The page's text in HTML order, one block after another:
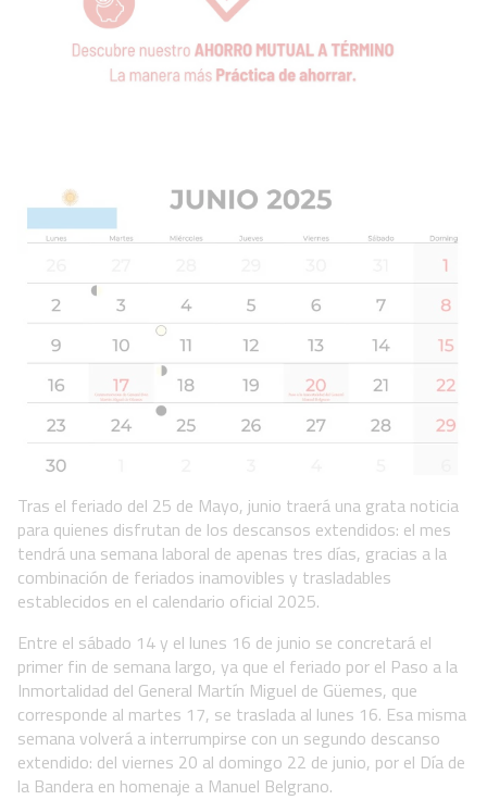
Tras el feriado del 25 de Mayo, junio traerá una grata noticia
para quienes disfrutan de los descansos extendidos: el mes
tendrá una semana laboral de apenas tres días, gracias a la
combinación de feriados inamovibles y trasladables
establecidos en el calendario oficial 2025.
Entre el sábado 14 y el lunes 16 de junio se concretará el
primer fin de semana largo, ya que el feriado por el Paso a la
Inmortalidad del General Martín Miguel de Güemes, que
corresponde al martes 17, se traslada al lunes 16. Esa misma
semana volverá a interrumpirse con un segundo descanso
extendido: del viernes 20 al domingo 22 de junio, por el Día de
la Bandera en homenaje a Manuel Belgrano.